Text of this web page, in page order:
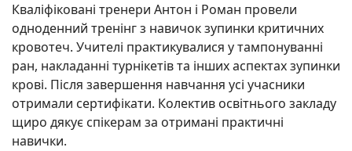
Кваліфіковані тренери Антон і Роман провели
одноденний тренінг з навичок зупинки критичних
кровотеч. Учителі практикувалися у тампонуванні
ран, накладанні турнікетів та інших аспектах зупинки
крові. Після завершення навчання усі учасники
отримали сертифікати. Колектив освітнього закладу
щиро дякує спікерам за отримані практичні
навички.